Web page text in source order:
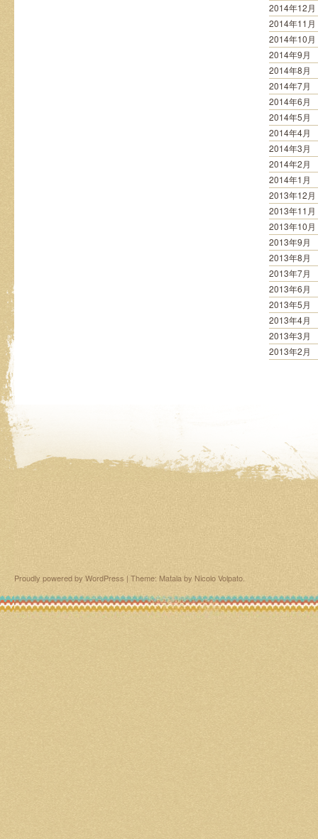
2014年12月
2014年11月
2014年10月
2014年9月
2014年8月
2014年7月
2014年6月
2014年5月
2014年4月
2014年3月
2014年2月
2014年1月
2013年12月
2013年11月
2013年10月
2013年9月
2013年8月
2013年7月
2013年6月
2013年5月
2013年4月
2013年3月
2013年2月
Proudly powered by WordPress | Theme: Matala by Nicolo Volpato